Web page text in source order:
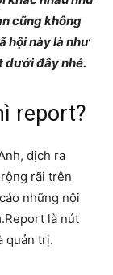
cũng không
hội này là như
dưới đây nhé.
report?
dịch ra
rãi trên
những nội
là nút
quản trị.